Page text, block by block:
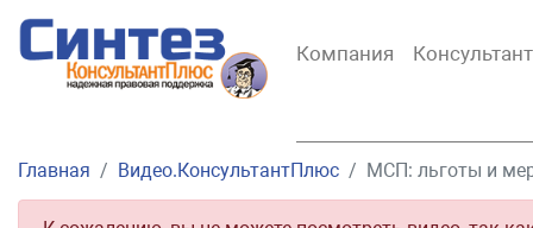
Компания
Главная Видео.КонсультантПлюс МСП: льготы и